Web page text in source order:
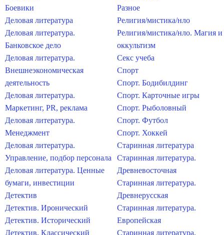
Боевики
Деловая литература
Деловая литература.
Банковское дело
Деловая литература.
Внешнеэкономическая
деятельность
Деловая литература.
Маркетинг, PR, реклама
Деловая литература.
Менеджмент
Деловая литература.
Управление, подбор персонала
Деловая литература. Ценные
бумаги, инвестиции
Детектив
Детектив. Иронический
Детектив. Исторический
Детектив. Классический
Разное
Религия/мистика/нло
Религия/мистика/нло. Магия и
оккультизм
Секс учеба
Спорт
Спорт. Бодибилдинг
Спорт. Карточные игры
Спорт. Рыболовный
Спорт. Футбол
Спорт. Хоккей
Старинная литература
Старинная литература.
Древневосточная
Старинная литература.
Древнерусская
Старинная литература.
Европейская
Старинная литература.